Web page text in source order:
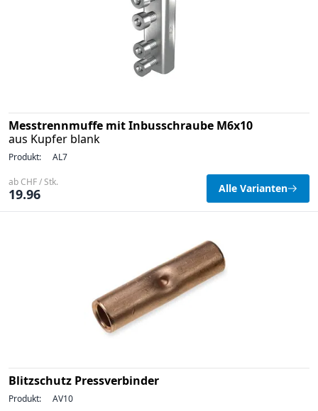
Messtrennmuffe mit Inbusschraube M6x10
aus Kupfer blank
Produkt: AL7
ab CHF / Stk.
19.96 Alle Varianten
Blitzschutz Pressverbinder
Produkt: AV10